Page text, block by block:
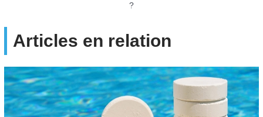
?
Articles en relation